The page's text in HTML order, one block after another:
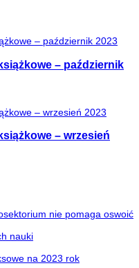
– październik
– wrzesień
nie pomaga oswoić
nauki
na 2023 rok